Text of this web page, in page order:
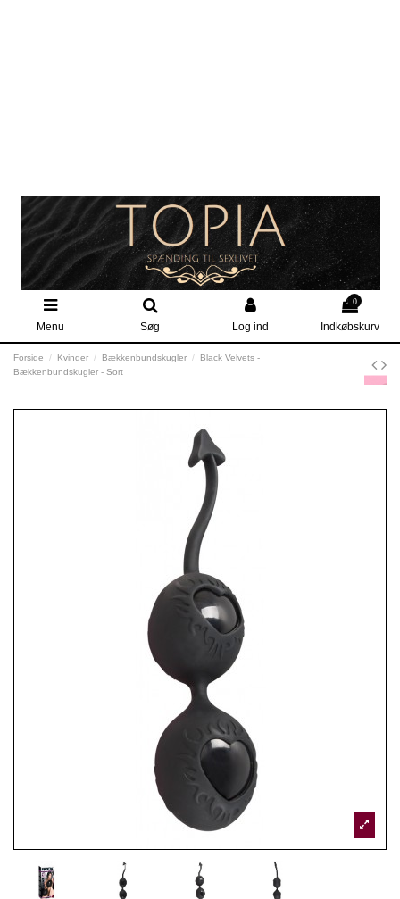
Menu Søg Log ind
0
Indkøbskurv
Forside Kvinder Bækkenbundskugler
Black Velvets -
Bækkenbundskugler - Sort